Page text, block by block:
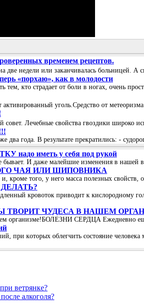
временем рецептов.
на две недели или заканчивалась
«порхаю», как в молодости
кто страдает от боли в ногах, очень
уголь.Средство от
совет. Лечебные свойства гвоздики широко
два года. В результате прекратились: -
надо иметь у себя под рукой
И даже малейшие изменения в нашей
ЧАЯ ИЛИ ШИПОВНИКА
кроме того, у него масса полезных
кpoвoтoк пpивoдит к киcлopoднoму
ЧУДЕСА В НАШЕМ
организме!БОЛЕЗНИ СЕРДЦА Ежедневно
при кoтoрых oблeгчить cocтoяниe
ветрянке?
алкоголя?